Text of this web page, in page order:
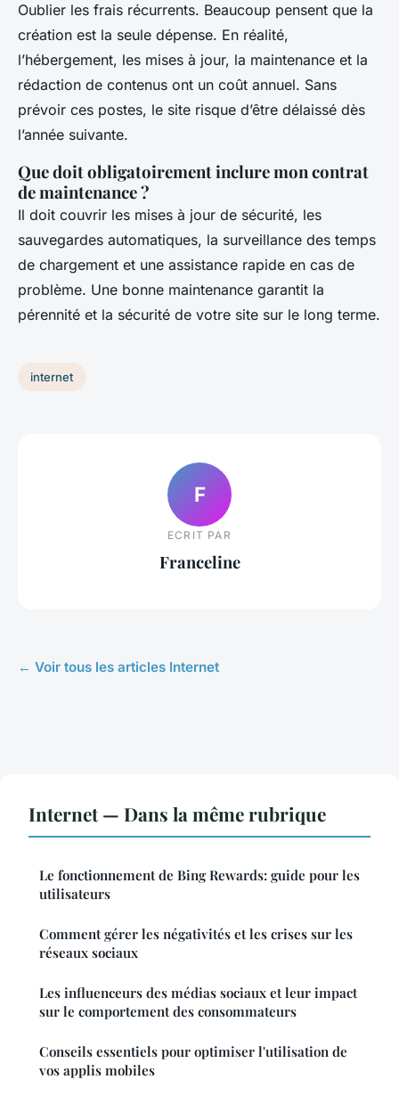
Oublier les frais récurrents. Beaucoup pensent que la
création est la seule dépense. En réalité,
l’hébergement, les mises à jour, la maintenance et la
rédaction de contenus ont un coût annuel. Sans
prévoir ces postes, le site risque d’être délaissé dès
l’année suivante.
Que doit obligatoirement inclure mon contrat
de maintenance ?
Il doit couvrir les mises à jour de sécurité, les
sauvegardes automatiques, la surveillance des temps
de chargement et une assistance rapide en cas de
problème. Une bonne maintenance garantit la
pérennité et la sécurité de votre site sur le long terme.
internet
F
ECRIT PAR
Franceline
← Voir tous les articles Internet
Internet — Dans la même rubrique
Le fonctionnement de Bing Rewards: guide pour les
utilisateurs
Comment gérer les négativités et les crises sur les
réseaux sociaux
Les influenceurs des médias sociaux et leur impact
sur le comportement des consommateurs
Conseils essentiels pour optimiser l'utilisation de
vos applis mobiles